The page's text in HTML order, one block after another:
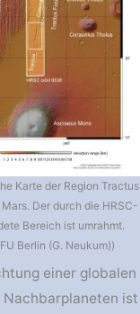
Karte der Region Tractus
Der durch die HRSC-
Bereich ist umrahmt.
Berlin (G. Neukum))
einer globalen
Nachbarplaneten ist